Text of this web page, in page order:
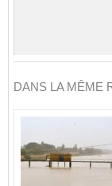
DANS LA MÊME